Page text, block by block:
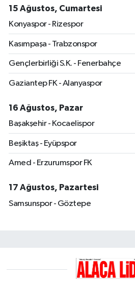
15 Ağustos, Cumartesi
Konyaspor - Rizespor
Kasımpaşa - Trabzonspor
Gençlerbirliği S.K. - Fenerbahçe
Gaziantep FK - Alanyaspor
16 Ağustos, Pazar
Başakşehir - Kocaelispor
Beşiktaş - Eyüpspor
Amed - Erzurumspor FK
17 Ağustos, Pazartesi
Samsunspor - Göztepe